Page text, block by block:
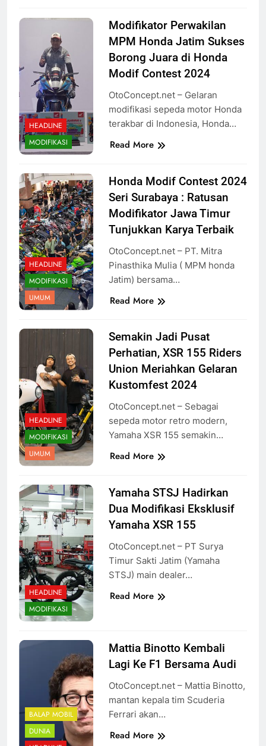
HEADLINE
MODIFIKASI
Modifikator Perwakilan
MPM Honda Jatim Sukses
Borong Juara di Honda
Modif Contest 2024
OtoConcept.net – Gelaran
modifikasi sepeda motor Honda
terakbar di Indonesia, Honda…
Read More
HEADLINE
MODIFIKASI
UMUM
Honda Modif Contest 2024
Seri Surabaya : Ratusan
Modifikator Jawa Timur
Tunjukkan Karya Terbaik
OtoConcept.net – PT. Mitra
Pinasthika Mulia ( MPM honda
Jatim) bersama…
Read More
HEADLINE
MODIFIKASI
UMUM
Semakin Jadi Pusat
Perhatian, XSR 155 Riders
Union Meriahkan Gelaran
Kustomfest 2024
OtoConcept.net – Sebagai
sepeda motor retro modern,
Yamaha XSR 155 semakin…
Read More
HEADLINE
MODIFIKASI
Yamaha STSJ Hadirkan
Dua Modifikasi Eksklusif
Yamaha XSR 155
OtoConcept.net – PT Surya
Timur Sakti Jatim (Yamaha
STSJ) main dealer…
Read More
BALAP MOBIL
DUNIA
Mattia Binotto Kembali
Lagi Ke F1 Bersama Audi
OtoConcept.net – Mattia Binotto,
mantan kepala tim Scuderia
Ferrari akan…
Read More